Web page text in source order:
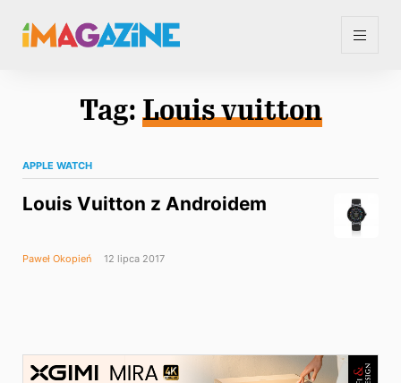
Tag: Louis vuitton
APPLE WATCH
Louis Vuitton z Androidem
Paweł Okopień 12 lipca 2017